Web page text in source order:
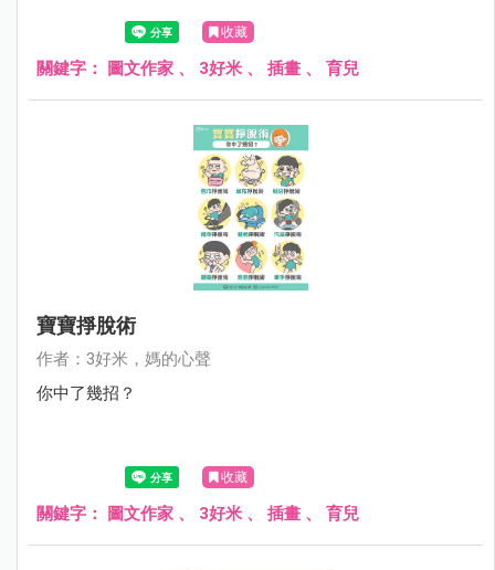
收藏
關鍵字： 圖文作家 、 3好米 、 插畫 、 育兒
寶寶掙脫術
作者：3好米，媽的心聲
你中了幾招？
收藏
關鍵字： 圖文作家 、 3好米 、 插畫 、 育兒